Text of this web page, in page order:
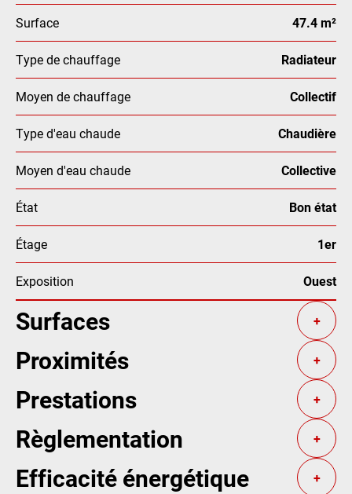
Surface 47.4 m²
Type de chauffage Radiateur
Moyen de chauffage Collectif
Type d'eau chaude Chaudière
Moyen d'eau chaude Collective
État Bon état
Étage 1er
Exposition Ouest
Surfaces +
Proximités +
Prestations +
Règlementation +
Efficacité énergétique +